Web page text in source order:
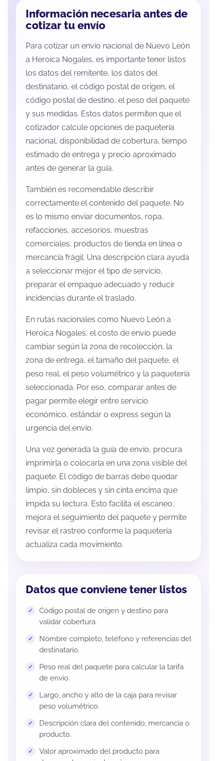
Información necesaria antes de
cotizar tu envío
Para cotizar un envío nacional de Nuevo León
a Heroica Nogales, es importante tener listos
los datos del remitente, los datos del
destinatario, el código postal de origen, el
código postal de destino, el peso del paquete
y sus medidas. Estos datos permiten que el
cotizador calcule opciones de paquetería
nacional, disponibilidad de cobertura, tiempo
estimado de entrega y precio aproximado
antes de generar la guía.
También es recomendable describir
correctamente el contenido del paquete. No
es lo mismo enviar documentos, ropa,
refacciones, accesorios, muestras
comerciales, productos de tienda en línea o
mercancía frágil. Una descripción clara ayuda
a seleccionar mejor el tipo de servicio,
preparar el empaque adecuado y reducir
incidencias durante el traslado.
En rutas nacionales como Nuevo León a
Heroica Nogales, el costo de envío puede
cambiar según la zona de recolección, la
zona de entrega, el tamaño del paquete, el
peso real, el peso volumétrico y la paquetería
seleccionada. Por eso, comparar antes de
pagar permite elegir entre servicio
económico, estándar o express según la
urgencia del envío.
Una vez generada la guía de envío, procura
imprimirla o colocarla en una zona visible del
paquete. El código de barras debe quedar
limpio, sin dobleces y sin cinta encima que
impida su lectura. Esto facilita el escaneo,
mejora el seguimiento del paquete y permite
revisar el rastreo conforme la paquetería
actualiza cada movimiento.
Datos que conviene tener listos
Código postal de origen y destino para
validar cobertura.
Nombre completo, teléfono y referencias del
destinatario.
Peso real del paquete para calcular la tarifa
de envío.
Largo, ancho y alto de la caja para revisar
peso volumétrico.
Descripción clara del contenido, mercancía o
producto.
Valor aproximado del producto para